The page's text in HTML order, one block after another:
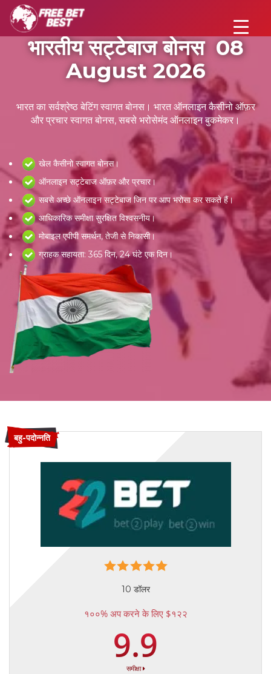
भारतीय सट्टेबाज बोनस 08
August 2026
भारत का सर्वश्रेष्ठ बेटिंग स्वागत बोनस। भारत ऑनलाइन कैसीनो ऑफ़र
और प्रचार स्वागत बोनस, सबसे भरोसेमंद ऑनलाइन बुकमेकर।
खेल कैसीनो स्वागत बोनस।
ऑनलाइन सट्टेबाज ऑफ़र और प्रचार।
सबसे अच्छे ऑनलाइन सट्टेबाज जिन पर आप भरोसा कर सकते हैं।
आधिकारिक समीक्षा सुरक्षित विश्वसनीय।
मोबाइल एपीपी समर्थन, तेजी से निकासी।
ग्राहक सहायता: 365 दिन, 24 घंटे एक दिन।
बहु-पदोन्नति
10 डॉलर
१००% अप करने के लिए $१२२
9.9
समीक्षा